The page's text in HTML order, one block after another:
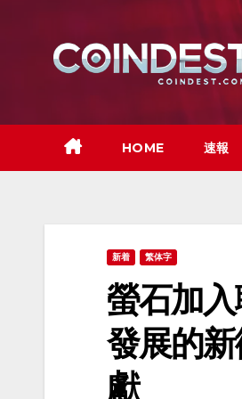
HOME 速報
新着 繁体字
螢石加
發展的
獻